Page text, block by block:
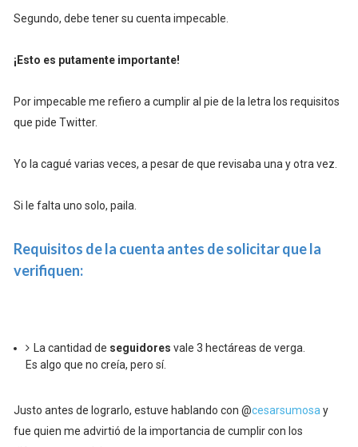
Segundo, debe tener su cuenta impecable.
¡Esto es putamente importante!
Por impecable me refiero a cumplir al pie de la letra los requisitos
que pide Twitter.
Yo la cagué varias veces, a pesar de que revisaba una y otra vez.
Si le falta uno solo, paila.
Requisitos de la cuenta antes de solicitar que la
verifiquen:
La cantidad de seguidores vale 3 hectáreas de verga.
Es algo que no creía, pero sí.
Justo antes de lograrlo, estuve hablando con @cesarsumosay
fue quien me advirtió de la importancia de cumplir con los